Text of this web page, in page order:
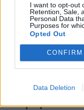
I want to opt-out
Retention, Sale,
Personal Data
Purposes for
Opted Out
CONFIRM
Data Deletion
”Τρέχουν” οι
διορισμό 5.486